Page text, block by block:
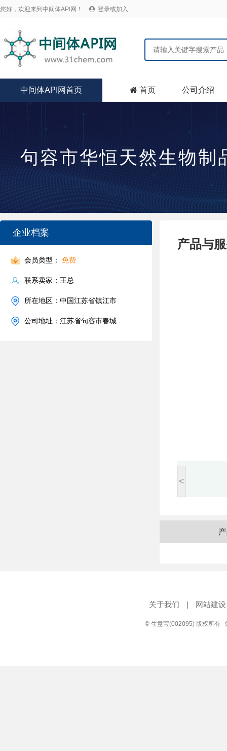
您好，欢迎来到中间体API网！  登录或加入
中间体API网首页  首页 公司介绍
句容市华恒天然生物制
企业档案
会员类型： 免费
联系卖家：王总
所在地区：中国江苏省镇江市
公司地址：江苏省句容市春城
产品与
<
关于我们 | 网站建设
© 生意宝(002095) 版权所有